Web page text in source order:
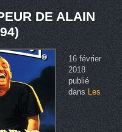
DE ALAIN
16 février
2018
publié
dans Les